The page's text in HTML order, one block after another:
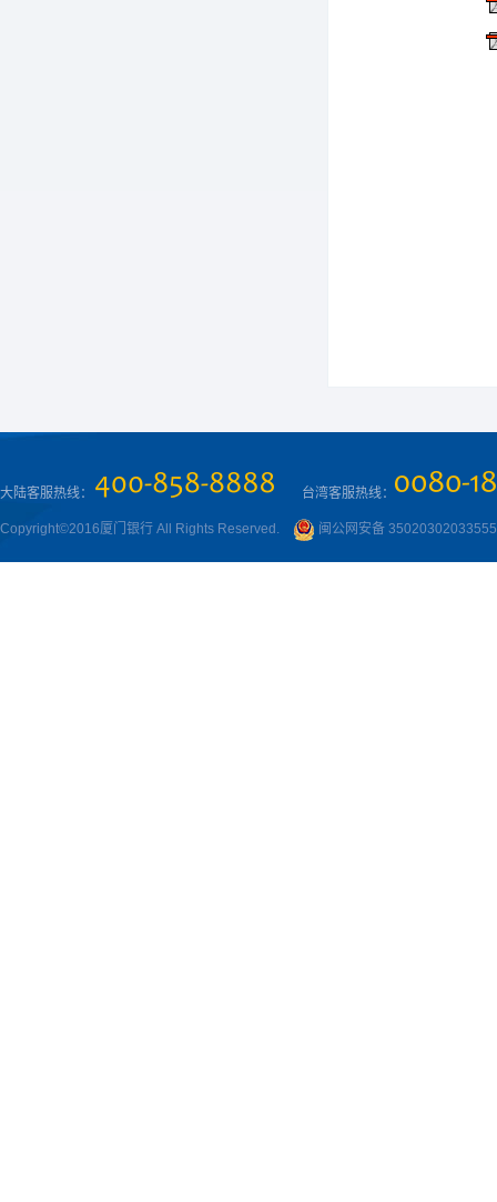
大陆客服热线： 台湾客服热线：
Copyright©2016厦门银行 All Rights Reserved. 闽公网安备